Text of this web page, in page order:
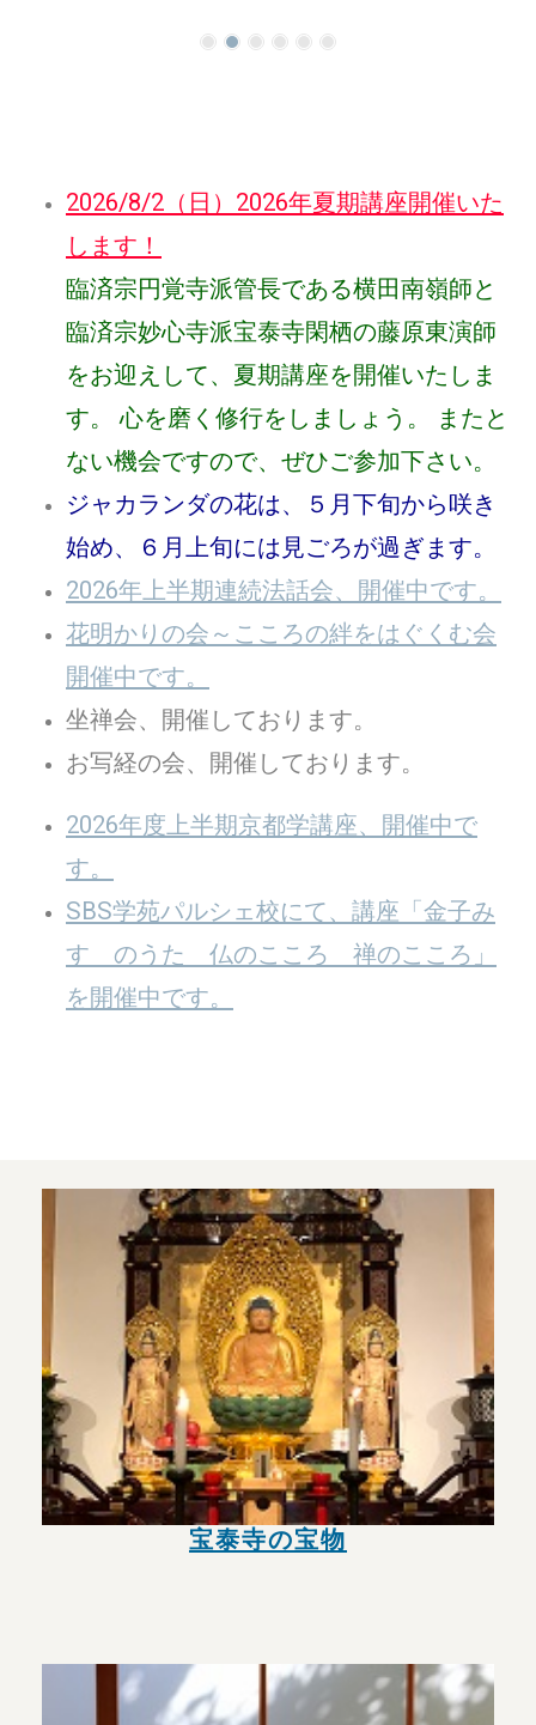
2026/8/2（日）2026年夏期講座開催いた
します！
臨済宗円覚寺派管長である横田南嶺師と
臨済宗妙心寺派宝泰寺閑栖の藤原東演師
をお迎えして、夏期講座を開催いたしま
す。 心を磨く修行をしましょう。 またと
ない機会ですので、ぜひご参加下さい。
ジャカランダの花は、５月下旬から咲き
始め、６月上旬には見ごろが過ぎます。
2026年上半期連続法話会、開催中です。
花明かりの会～こころの絆をはぐくむ会
開催中です。
坐禅会、開催しております。
お写経の会、開催しております。
2026年度上半期京都学講座、開催中で
す。
SBS学苑パルシェ校にて、講座「金子み
すゞのうた 仏のこころ 禅のこころ」
を開催中です。
宝泰寺の宝物